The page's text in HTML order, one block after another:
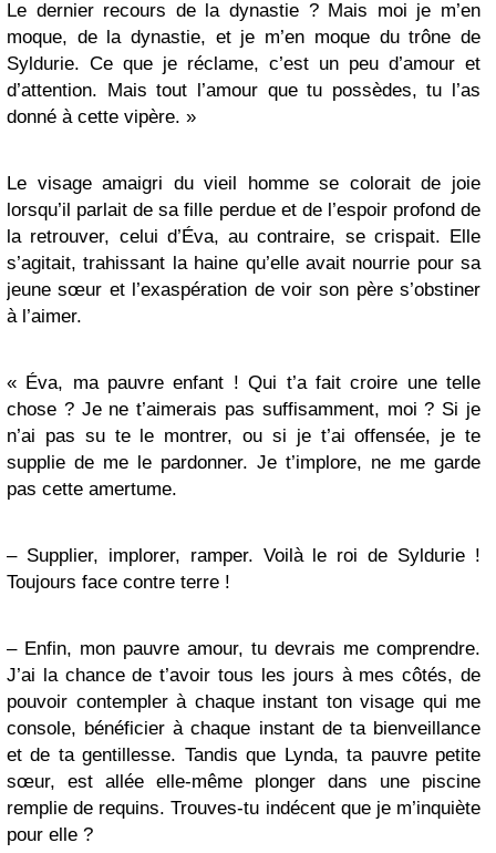
Le dernier recours de la dynastie ? Mais moi je m’en
moque, de la dynastie, et je m’en moque du trône de
Syldurie. Ce que je réclame, c’est un peu d’amour et
d’attention. Mais tout l’amour que tu possèdes, tu l’as
donné à cette vipère. »
Le visage amaigri du vieil homme se colorait de joie
lorsqu’il parlait de sa fille perdue et de l’espoir profond de
la retrouver, celui d’Éva, au contraire, se crispait. Elle
s’agitait, trahissant la haine qu’elle avait nourrie pour sa
jeune sœur et l’exaspération de voir son père s’obstiner
à l’aimer.
« Éva, ma pauvre enfant ! Qui t’a fait croire une telle
chose ? Je ne t’aimerais pas suffisamment, moi ? Si je
n’ai pas su te le montrer, ou si je t’ai offensée, je te
supplie de me le pardonner. Je t’implore, ne me garde
pas cette amertume.
– Supplier, implorer, ramper. Voilà le roi de Syldurie !
Toujours face contre terre !
– Enfin, mon pauvre amour, tu devrais me comprendre.
J’ai la chance de t’avoir tous les jours à mes côtés, de
pouvoir contempler à chaque instant ton visage qui me
console, bénéficier à chaque instant de ta bienveillance
et de ta gentillesse. Tandis que Lynda, ta pauvre petite
sœur, est allée elle-même plonger dans une piscine
remplie de requins. Trouves-tu indécent que je m’inquiète
pour elle ?